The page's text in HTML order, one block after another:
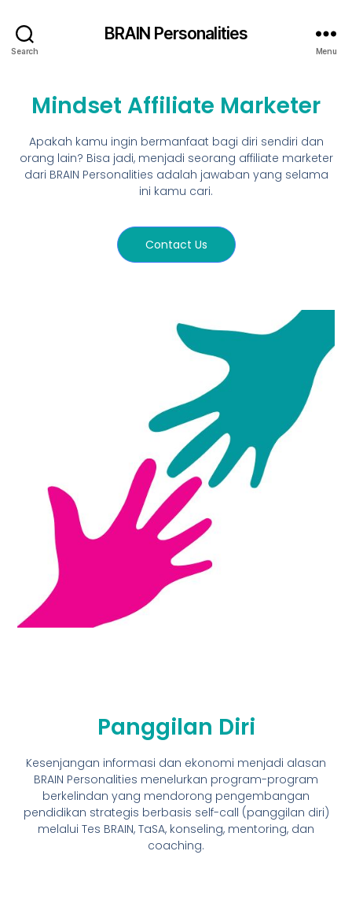
Search
BRAIN Personalities
Menu
Mindset Affiliate Marketer
Apakah kamu ingin bermanfaat bagi diri sendiri dan
orang lain? Bisa jadi, menjadi seorang affiliate marketer
dari BRAIN Personalities adalah jawaban yang selama
ini kamu cari.
Contact Us
Panggilan Diri
Kesenjangan informasi dan ekonomi menjadi alasan
BRAIN Personalities menelurkan program-program
berkelindan yang mendorong pengembangan
pendidikan strategis berbasis self-call (panggilan diri)
melalui Tes BRAIN, TaSA, konseling, mentoring, dan
coaching.